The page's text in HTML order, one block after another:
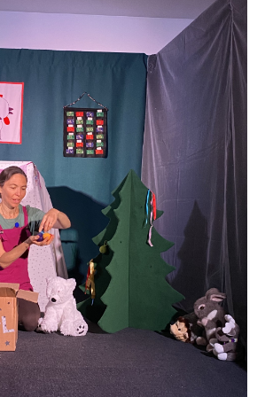
au jardin
l'hiver ou Noël
toc... Qui est là ?
es-tu prêt ?
Noël...
loin Noël ?
histoires pour se réchauffer
sonores
gourmandes d'automne ou d'hiver
p'tites bêtes de la nature